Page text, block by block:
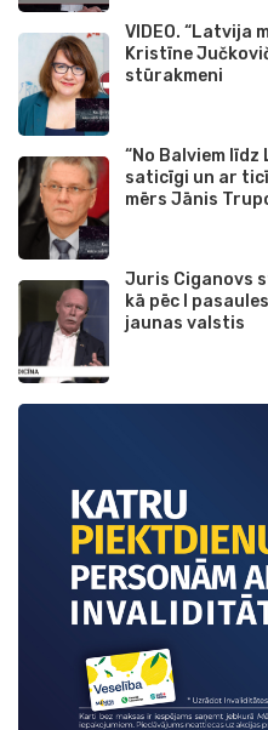
VIDEO. “Latvija
Kristīne
stūrakmeni
“No Balviem
saticīgi un ar
mērs Jānis
Juris Ciganovs
kā pēc I
jaunas valstis